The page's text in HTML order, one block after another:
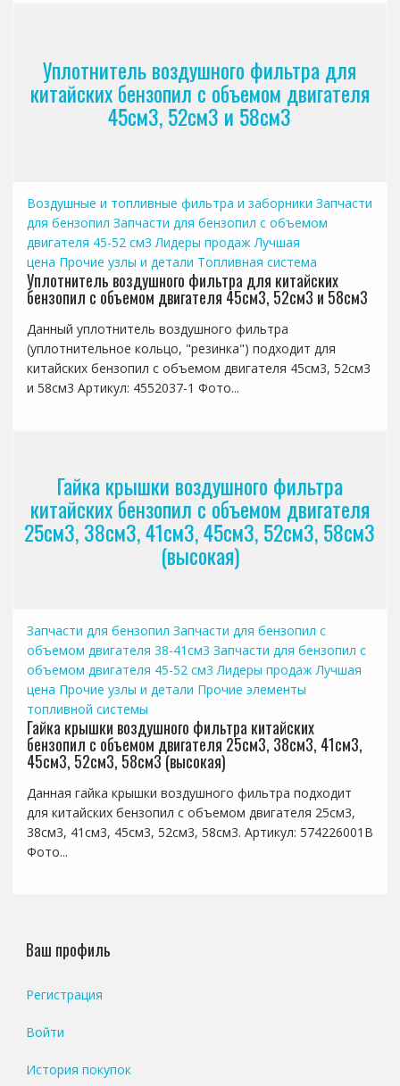
Уплотнитель воздушного фильтра для
китайских бензопил с объемом двигателя
45см3, 52см3 и 58см3
Воздушные и топливные фильтра и заборники Запчасти
для бензопил Запчасти для бензопил с объемом
двигателя 45-52 см3 Лидеры продаж Лучшая
цена Прочие узлы и детали Топливная система
Уплотнитель воздушного фильтра для китайских
бензопил с объемом двигателя 45см3, 52см3 и 58см3
Данный уплотнитель воздушного фильтра
(уплотнительное кольцо, "резинка") подходит для
китайских бензопил с объемом двигателя 45см3, 52см3
и 58см3 Артикул: 4552037-1 Фото...
Гайка крышки воздушного фильтра
китайских бензопил с объемом двигателя
25см3, 38см3, 41см3, 45см3, 52см3, 58см3
(высокая)
Запчасти для бензопил Запчасти для бензопил с
объемом двигателя 38-41см3 Запчасти для бензопил с
объемом двигателя 45-52 см3 Лидеры продаж Лучшая
цена Прочие узлы и детали Прочие элементы
топливной системы
Гайка крышки воздушного фильтра китайских
бензопил с объемом двигателя 25см3, 38см3, 41см3,
45см3, 52см3, 58см3 (высокая)
Данная гайка крышки воздушного фильтра подходит
для китайских бензопил с объемом двигателя 25см3,
38см3, 41см3, 45см3, 52см3, 58см3. Артикул: 574226001B
Фото...
Ваш профиль
Регистрация
Войти
История покупок